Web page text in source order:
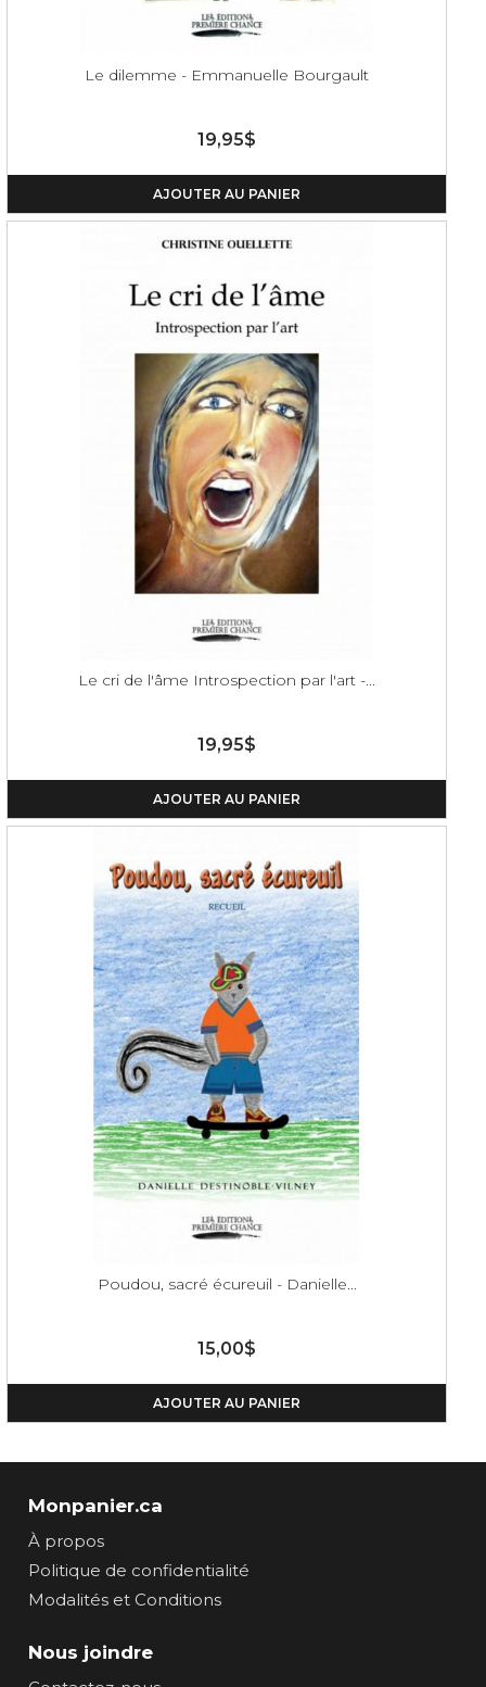
Le dilemme - Emmanuelle Bourgault
19,95$
AJOUTER AU PANIER
Le cri de l'âme Introspection par l'art -...
19,95$
AJOUTER AU PANIER
Poudou, sacré écureuil - Danielle...
15,00$
AJOUTER AU PANIER
Monpanier.ca
À propos
Politique de confidentialité
Modalités et Conditions
Nous joindre